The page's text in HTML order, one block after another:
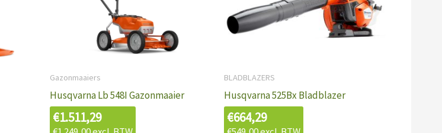
Gazonmaaiers
Husqvarna Lb 548I Gazonmaaier
€1.511,29
BLADBLAZERS
Husqvarna 525Bx Bladblazer
€664,29